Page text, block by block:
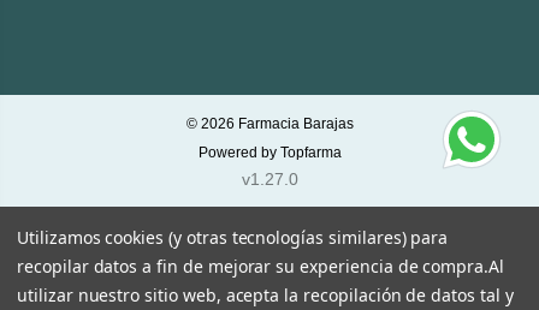
© 2026 Farmacia Barajas
Powered by Topfarma
v1.27.0
Utilizamos cookies (y otras tecnologías similares) para
recopilar datos a fin de mejorar su experiencia de compra.Al
utilizar nuestro sitio web, acepta la recopilación de datos tal y